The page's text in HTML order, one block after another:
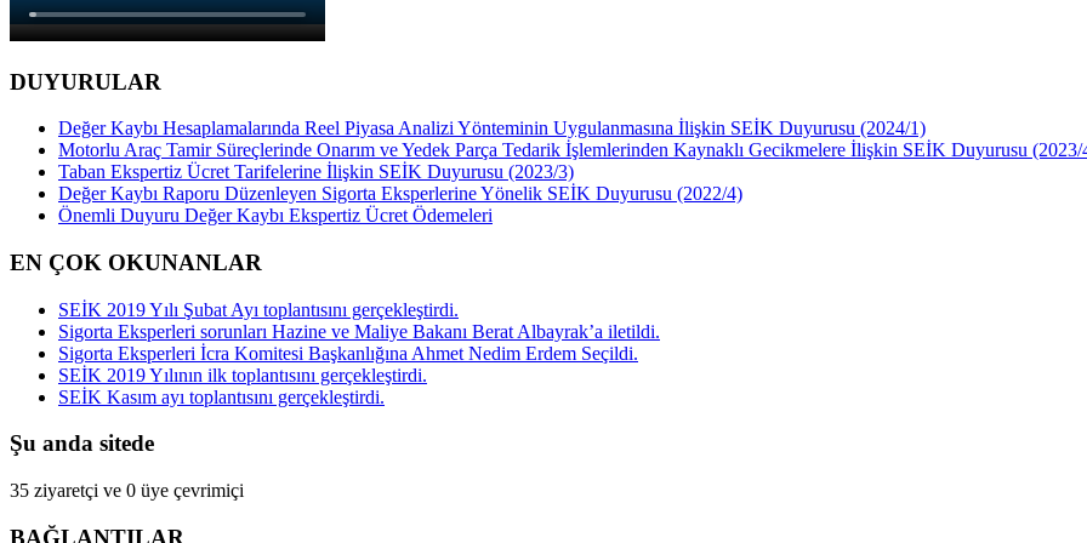
DUYURULAR
Değer Kaybı Hesaplamalarında Reel Piyasa Analizi Yönteminin Uygulanmasına İlişkin SEİK Duyurusu (2024/1)
Motorlu Araç Tamir Süreçlerinde Onarım ve Yedek Parça Tedarik İşlemlerinden Kaynaklı Gecikmelere İlişkin SEİK Duyurusu (2023/
Taban Ekspertiz Ücret Tarifelerine İlişkin SEİK Duyurusu (2023/3)
Değer Kaybı Raporu Düzenleyen Sigorta Eksperlerine Yönelik SEİK Duyurusu (2022/4)
Önemli Duyuru Değer Kaybı Ekspertiz Ücret Ödemeleri
EN ÇOK OKUNANLAR
SEİK 2019 Yılı Şubat Ayı toplantısını gerçekleştirdi.
Sigorta Eksperleri sorunları Hazine ve Maliye Bakanı Berat Albayrak’a iletildi.
Sigorta Eksperleri İcra Komitesi Başkanlığına Ahmet Nedim Erdem Seçildi.
SEİK 2019 Yılının ilk toplantısını gerçekleştirdi.
SEİK Kasım ayı toplantısını gerçekleştirdi.
Şu anda sitede
35 ziyaretçi ve 0 üye çevrimiçi
BAĞLANTILAR